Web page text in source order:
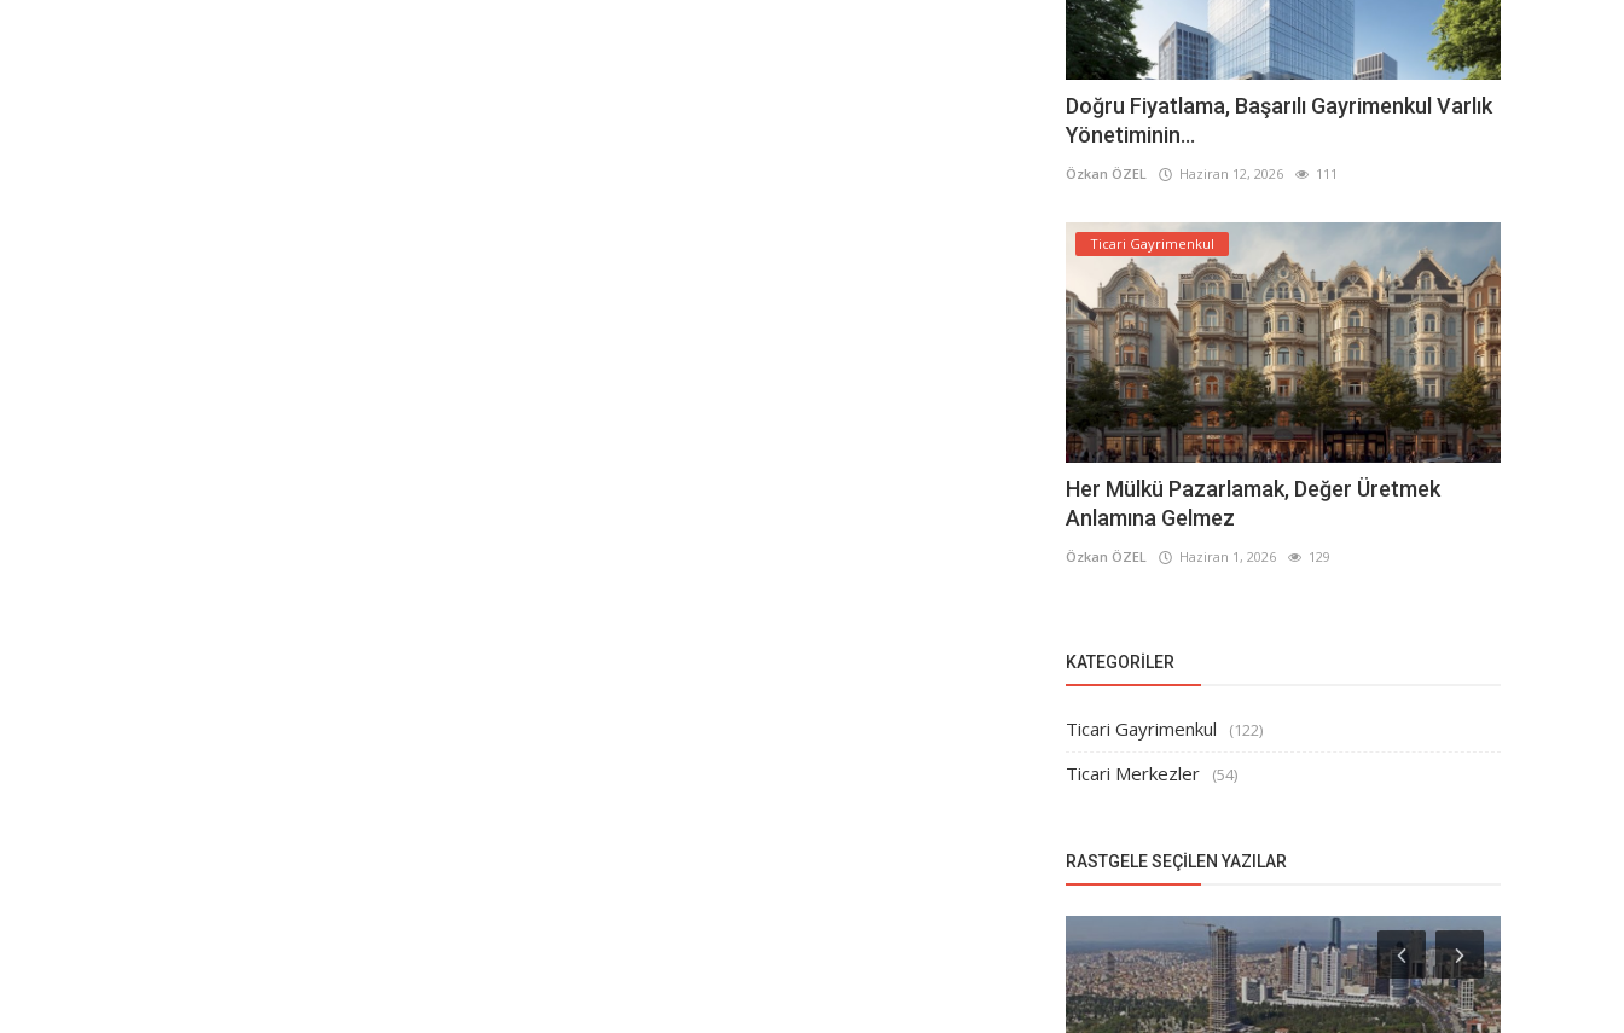
Doğru Fiyatlama, Başarılı Gayrimenkul Varlık
Yönetiminin...
Özkan ÖZEL Haziran 12, 2026 111
Ticari Gayrimenkul
Her Mülkü Pazarlamak, Değer Üretmek
Anlamına Gelmez
Özkan ÖZEL Haziran 1, 2026 129
KATEGORILER
Ticari Gayrimenkul (122)
Ticari Merkezler (54)
RASTGELE SEÇILEN YAZILAR